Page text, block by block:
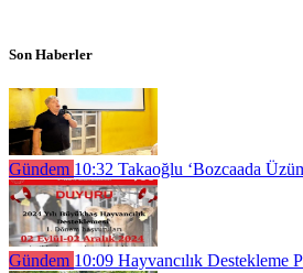
Son Haberler
Gündem 10:32 Takaoğlu ‘Bozcaada
Gündem 10:09 Hayvancılık Destekleme